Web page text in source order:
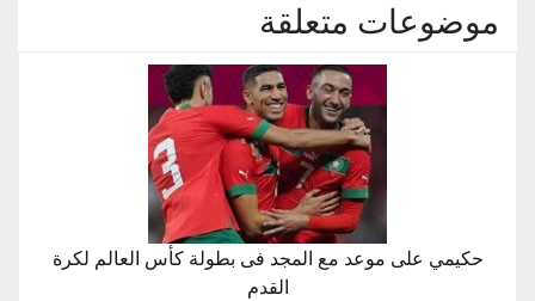
موضوعات متعلقة
حكيمي على موعد مع المجد فى بطولة كأس العالم لكرة
القدم